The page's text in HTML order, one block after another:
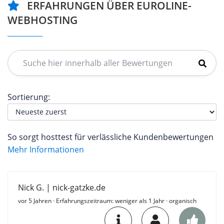
ERFAHRUNGEN ÜBER EUROLINE-
WEBHOSTING
Sortierung:
So sorgt hosttest für verlässliche Kundenbewertungen
Mehr Informationen
Nick G. | nick-gatzke.de
vor 5 Jahren · Erfahrungszeitraum: weniger als 1 Jahr · organisch